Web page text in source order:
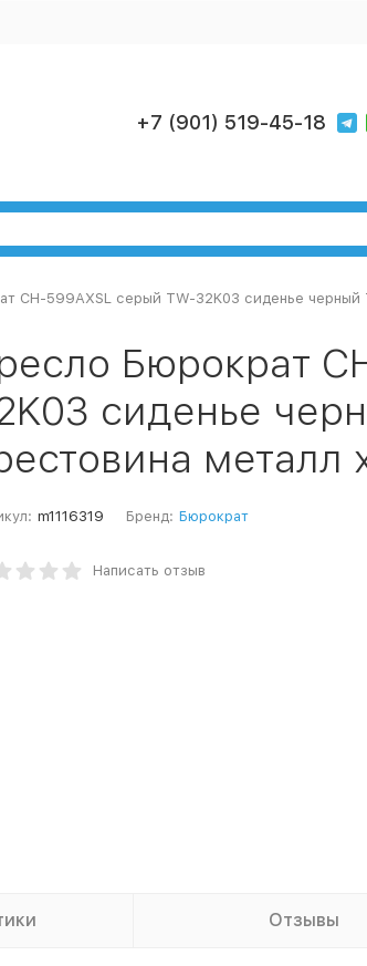
+7 (901) 519-45-18
CH-599AXSL серый TW-32K03 сиденье черный
Бюрократ
сиденье
металл
m1116319 Бренд: Бюрократ
Написать отзыв
Отзывы